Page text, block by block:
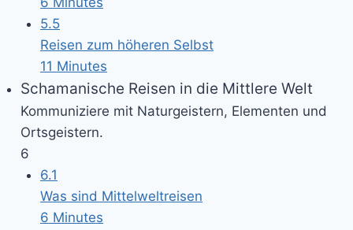
5.5
Reisen zum höheren Selbst
11 Minutes
Schamanische Reisen in die Mittlere Welt
Kommuniziere mit Naturgeistern, Elementen und
Ortsgeistern.
6
6.1
Was sind Mittelweltreisen
6 Minutes